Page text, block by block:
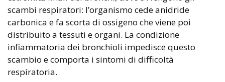
scambi respiratori: l’organismo cede anidride
carbonica e fa scorta di ossigeno che viene poi
distribuito a tessuti e organi. La condizione
infiammatoria dei bronchioli impedisce questo
scambio e comporta i sintomi di difficoltà
respiratoria.